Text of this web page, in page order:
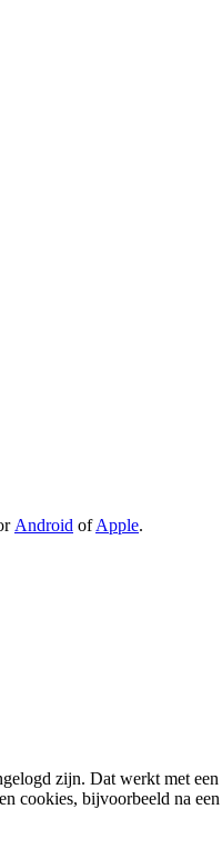
Android ofApple.
zijn. Dat werkt met
cookies, bijvoorbeeld na